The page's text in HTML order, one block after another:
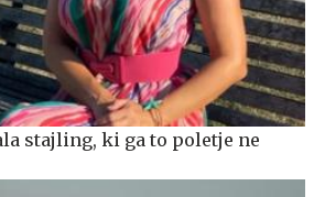
stajling, ki ga to poletje ne